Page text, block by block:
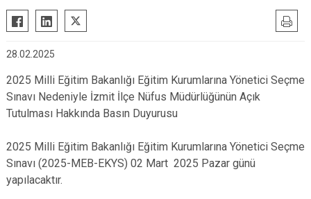
Körfez
Derince
28.02.2025
2025 Milli Eğitim Bakanlığı Eğitim Kurumlarına Yönetici Seçme
Sınavı Nedeniyle İzmit İlçe Nüfus Müdürlüğünün Açık
Tutulması Hakkında Basın Duyurusu
2025 Milli Eğitim Bakanlığı Eğitim Kurumlarına Yönetici Seçme
Sınavı (2025-MEB-EKYS) 02 Mart 2025 Pazar günü
yapılacaktır.